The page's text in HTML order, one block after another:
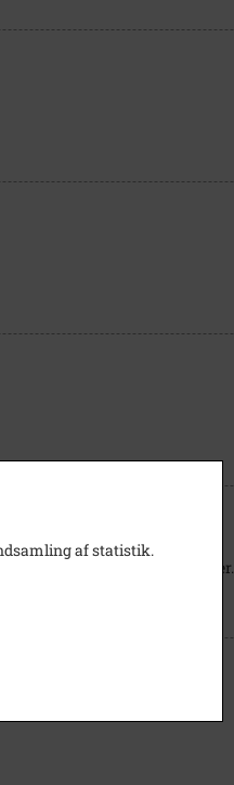
af Østre Skoles pladsproblemer.
af statistik.